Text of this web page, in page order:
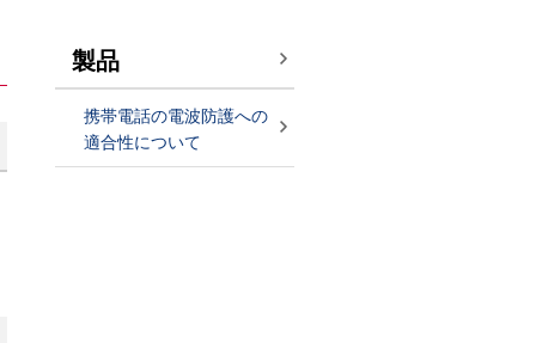
製品
携帯電話の電波防護への
適合性について